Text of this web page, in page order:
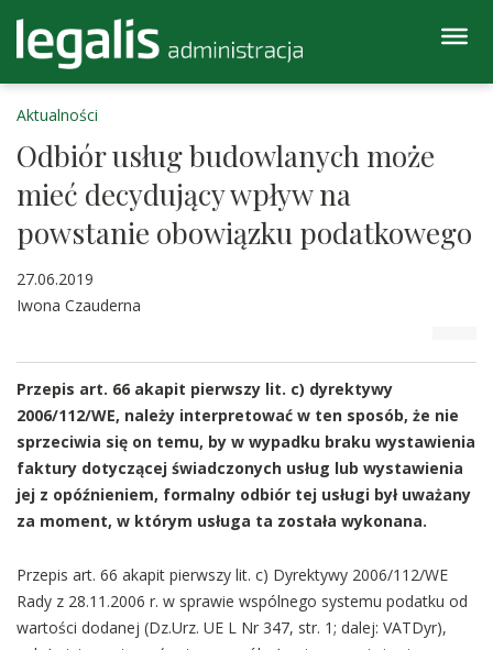
Aktualności
Odbiór usług budowlanych może
mieć decydujący wpływ na
powstanie obowiązku podatkowego
27.06.2019
Iwona Czauderna
Przepis art. 66 akapit pierwszy lit. c) dyrektywy
2006/112/WE, należy interpretować w ten sposób, że nie
sprzeciwia się on temu, by w wypadku braku wystawienia
faktury dotyczącej świadczonych usług lub wystawienia
jej z opóźnieniem, formalny odbiór tej usługi był uważany
za moment, w którym usługa ta została wykonana.
Przepis art. 66 akapit pierwszy lit. c) Dyrektywy 2006/112/WE
Rady z 28.11.2006 r. w sprawie wspólnego systemu podatku od
wartości dodanej (Dz.Urz. UE L Nr 347, str. 1; dalej: VATDyr),